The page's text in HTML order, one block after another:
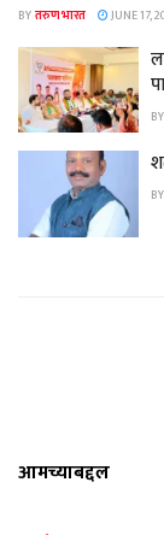
BYतरुण भारत JUNE 17,
BY
BY
आमच्याबद्दल